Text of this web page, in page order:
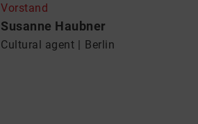
Vorstand
Susanne Haubner
Cultural agent Berlin